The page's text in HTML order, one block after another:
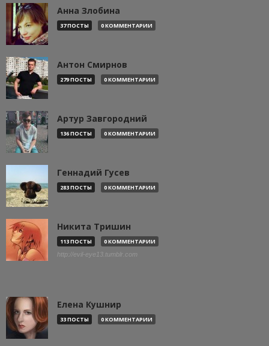
Анна Злобина
37 ПОСТЫ 0 КОММЕНТАРИИ
Антон Смирнов
279 ПОСТЫ 0 КОММЕНТАРИИ
Артур Завгородний
136 ПОСТЫ 0 КОММЕНТАРИИ
Геннадий Гусев
283 ПОСТЫ 0 КОММЕНТАРИИ
Никита Тришин
113 ПОСТЫ 0 КОММЕНТАРИИ
http://evil-eye13.tumblr.com
Елена Кушнир
33 ПОСТЫ 0 КОММЕНТАРИИ